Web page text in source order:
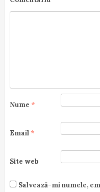
Nume *
Email *
Site web
Salvează-mi numele,